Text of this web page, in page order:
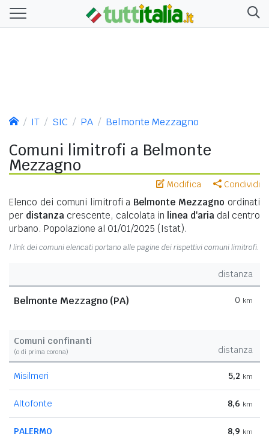
IT SIC PA Belmonte Mezzagno
Comuni limitrofi a Belmonte
Mezzagno
Modifica Condividi
Elenco dei comuni limitrofi a Belmonte Mezzagno ordinati
per distanza crescente, calcolata in linea d'aria dal centro
urbano. Popolazione al 01/01/2025 (Istat).
I link dei comuni elencati portano alle pagine dei rispettivi comuni limitrofi.
distanza
Belmonte Mezzagno (PA) 0 km
Comuni confinanti
(o di prima corona) distanza
Misilmeri 5,2 km
Altofonte 8,6 km
PALERMO 8,9 km